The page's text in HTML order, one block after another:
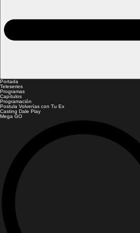
Portada
Teleseries
Programas
Capítulos
Programación
Postula Volverías con Tu Ex
Casting Dale Play
Mega GO